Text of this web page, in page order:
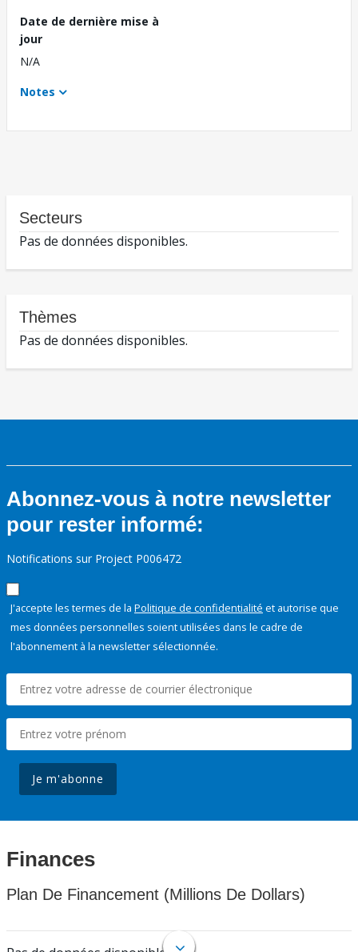
Date de dernière mise à
jour
N/A
Notes
Secteurs
Pas de données disponibles.
Thèmes
Pas de données disponibles.
Abonnez-vous à notre newsletter
pour rester informé:
Notifications sur Project P006472
J'accepte les termes de la Politique de confidentialité et autorise que
mes données personnelles soient utilisées dans le cadre de
l'abonnement à la newsletter sélectionnée.
Je m'abonne
Finances
Plan De Financement (Millions De Dollars)